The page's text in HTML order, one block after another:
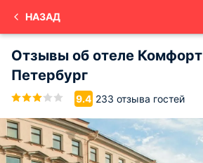
НАЗАД
Отзывы об отеле Комфорт
Петербург
9.4 233 отзыва гостей